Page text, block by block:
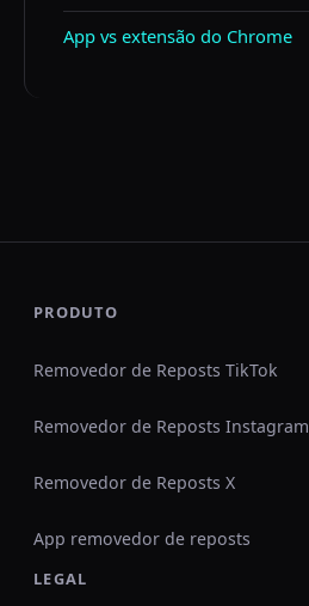
App vs extensão do Chrome
PRODUTO
Removedor de Reposts TikTok
Removedor de Reposts Instagram
Removedor de Reposts X
App removedor de reposts
LEGAL